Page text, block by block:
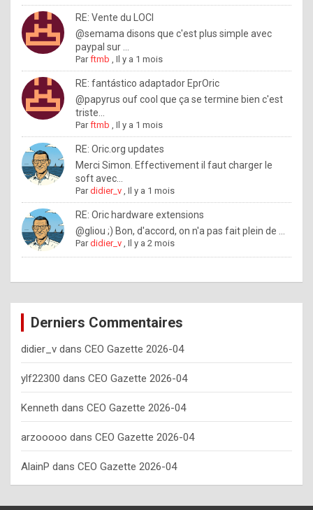
a
n
t
o
n
o
w
h
o
w
o
e
y
o
u
s
h
o
RE: Vente du LOCI
@semama disons que c'est plus simple avec
paypal sur ...
Parftmb ,Il y a 1 mois
RE: fantástico adaptador EprOric
@papyrus ouf cool que ça se termine bien c'est
triste...
Parftmb ,Il y a 1 mois
RE: Oric.org updates
Merci Simon. Effectivement il faut charger le
soft avec...
Pardidier_v ,Il y a 1 mois
RE: Oric hardware extensions
@gliou ;) Bon, d'accord, on n'a pas fait plein de ...
Pardidier_v ,Il y a 2 mois
Derniers Commentaires
didier_v dans CEO Gazette 2026-04
ylf22300 dans CEO Gazette 2026-04
Kenneth dans CEO Gazette 2026-04
arzooooo dans CEO Gazette 2026-04
AlainP dans CEO Gazette 2026-04